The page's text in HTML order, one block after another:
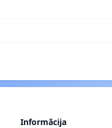
Informācija